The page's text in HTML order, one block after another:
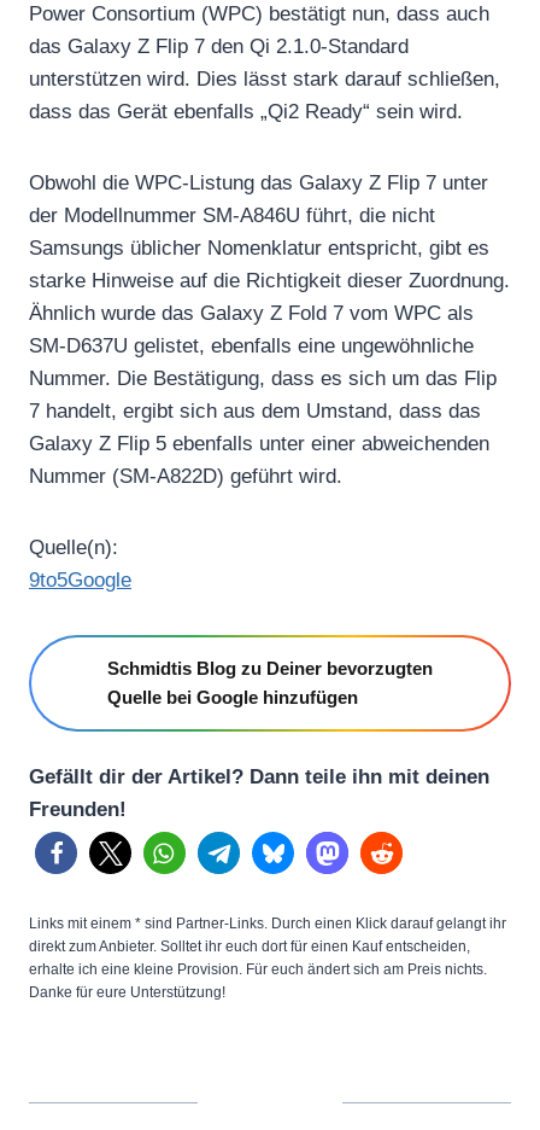
Power Consortium (WPC) bestätigt nun, dass auch
das Galaxy Z Flip 7 den Qi 2.1.0-Standard
unterstützen wird. Dies lässt stark darauf schließen,
dass das Gerät ebenfalls „Qi2 Ready“ sein wird.
Obwohl die WPC-Listung das Galaxy Z Flip 7 unter
der Modellnummer SM-A846U führt, die nicht
Samsungs üblicher Nomenklatur entspricht, gibt es
starke Hinweise auf die Richtigkeit dieser Zuordnung.
Ähnlich wurde das Galaxy Z Fold 7 vom WPC als
SM-D637U gelistet, ebenfalls eine ungewöhnliche
Nummer. Die Bestätigung, dass es sich um das Flip
7 handelt, ergibt sich aus dem Umstand, dass das
Galaxy Z Flip 5 ebenfalls unter einer abweichenden
Nummer (SM-A822D) geführt wird.
Quelle(n):
9to5Google
Schmidtis Blog zu Deiner bevorzugten
Quelle bei Google hinzufügen
Gefällt dir der Artikel? Dann teile ihn mit deinen
Freunden!
Links mit einem * sind Partner-Links. Durch einen Klick darauf gelangt ihr
direkt zum Anbieter. Solltet ihr euch dort für einen Kauf entscheiden,
erhalte ich eine kleine Provision. Für euch ändert sich am Preis nichts.
Danke für eure Unterstützung!